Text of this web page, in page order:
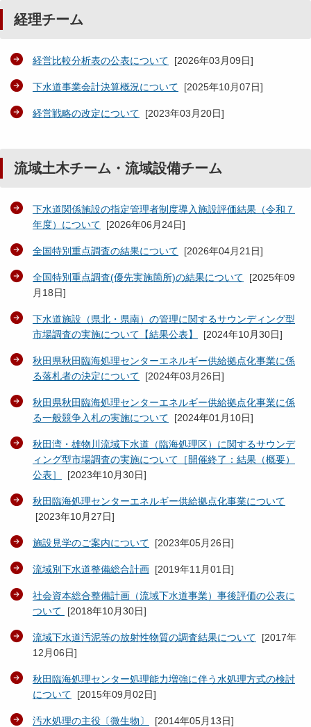
経理チーム
経営比較分析表の公表について [2026年03月09日]
下水道事業会計決算概況について [2025年10月07日]
経営戦略の改定について [2023年03月20日]
流域土木チーム・流域設備チーム
下水道関係施設の指定管理者制度導入施設評価結果（令和７
年度）について [2026年06月24日]
全国特別重点調査の結果について [2026年04月21日]
全国特別重点調査(優先実施箇所)の結果について [2025年09
月18日]
下水道施設（県北・県南）の管理に関するサウンディング型
市場調査の実施について【結果公表】
[2024年10月30日]
秋田県秋田臨海処理センターエネルギー供給拠点化事業に係
る落札者の決定について [2024年03月26日]
秋田県秋田臨海処理センターエネルギー供給拠点化事業に係
る一般競争入札の実施について [2024年01月10日]
秋田湾・雄物川流域下水道（臨海処理区）に関するサウンデ
ィング型市場調査の実施について［開催終了：結果（概要）
公表］
[2023年10月30日]
秋田臨海処理センターエネルギー供給拠点化事業について
[2023年10月27日]
施設見学のご案内について [2023年05月26日]
流域別下水道整備総合計画 [2019年11月01日]
社会資本総合整備計画（流域下水道事業）事後評価の公表に
ついて
[2018年10月30日]
流域下水道汚泥等の放射性物質の調査結果について [2017年
12月06日]
秋田臨海処理センター処理能力増強に伴う水処理方式の検討
について [2015年09月02日]
汚水処理の主役〔微生物〕 [2014年05月13日]